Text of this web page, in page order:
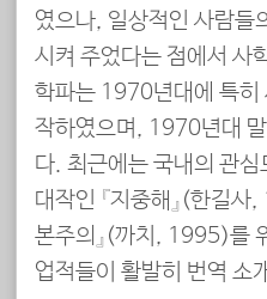
였으나, 일상적인 사람들
시켜 주었다는 점에서 사
학파는 1970년대에 특히
작하였으며, 1970년대
다. 최근에는 국내의 관
대작인 『지중해』(한길
본주의』(까치, 1995)를
업적들이 활발히 번역 소